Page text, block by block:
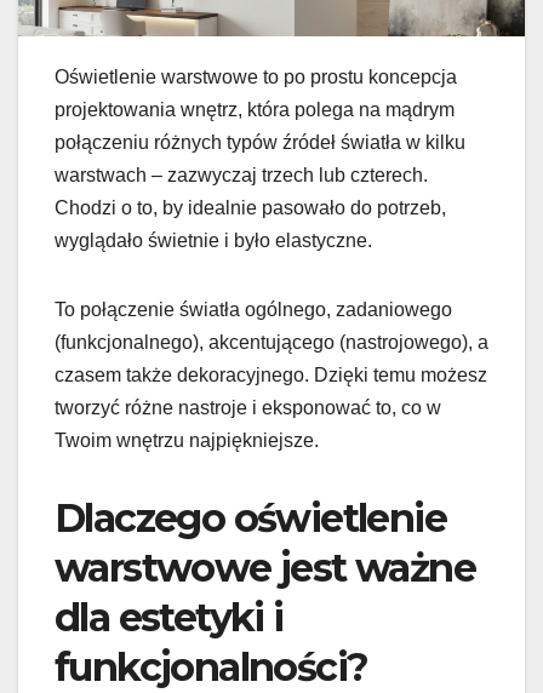
Oświetlenie warstwowe to po prostu koncepcja
projektowania wnętrz, która polega na mądrym
połączeniu różnych typów źródeł światła w kilku
warstwach – zazwyczaj trzech lub czterech.
Chodzi o to, by idealnie pasowało do potrzeb,
wyglądało świetnie i było elastyczne.
To połączenie światła ogólnego, zadaniowego
(funkcjonalnego), akcentującego (nastrojowego), a
czasem także dekoracyjnego. Dzięki temu możesz
tworzyć różne nastroje i eksponować to, co w
Twoim wnętrzu najpiękniejsze.
Dlaczego oświetlenie
warstwowe jest ważne
dla estetyki i
funkcjonalności?